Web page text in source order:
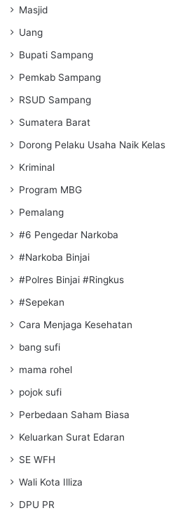
Masjid
Uang
Bupati Sampang
Pemkab Sampang
RSUD Sampang
Sumatera Barat
Dorong Pelaku Usaha Naik Kelas
Kriminal
Program MBG
Pemalang
#6 Pengedar Narkoba
#Narkoba Binjai
#Polres Binjai #Ringkus
#Sepekan
Cara Menjaga Kesehatan
bang sufi
mama rohel
pojok sufi
Perbedaan Saham Biasa
Keluarkan Surat Edaran
SE WFH
Wali Kota Illiza
DPU PR